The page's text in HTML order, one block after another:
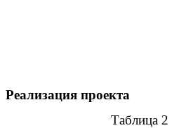
Реализация проекта
Таблица 2